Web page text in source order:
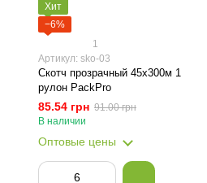
Хит
−6%
1
Артикул: sko-03
Скотч прозрачный 45х300м 1
рулон PackPro
85.54 грн 91.00 грн
В наличии
Оптовые цены